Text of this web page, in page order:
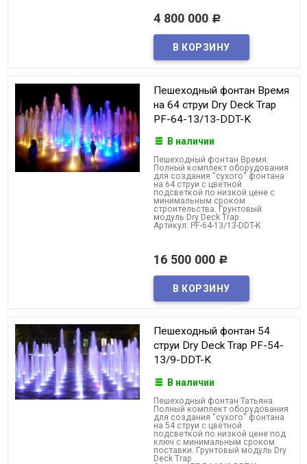
4 800 000 Р
Пешеходный фонтан Время
на 64 струи Dry Deck Trap
PF-64-13/13-DDT-K
В наличии
Пешеходный фонтан Время.
Полный комплект оборудования
для создания "сухого" фонтана
на 64 струи с цветной
подсветкой по низкой цене с
минимальным сроком
строительства. Грунтовый
модуль Dry Deck Trap
Артикул: PF-64-13/13-DDT-K
16 500 000 Р
Пешеходный фонтан 54
струи Dry Deck Trap PF-54-
13/9-DDT-K
В наличии
Пешеходный фонтан Татьяна.
Полный комплект оборудования
для создания "сухого" фонтана
на 54 струи с цветной
подсветкой по низкой цене под
ключ с минимальным сроком
поставки. Грунтовый модуль Dry
Deck Trap